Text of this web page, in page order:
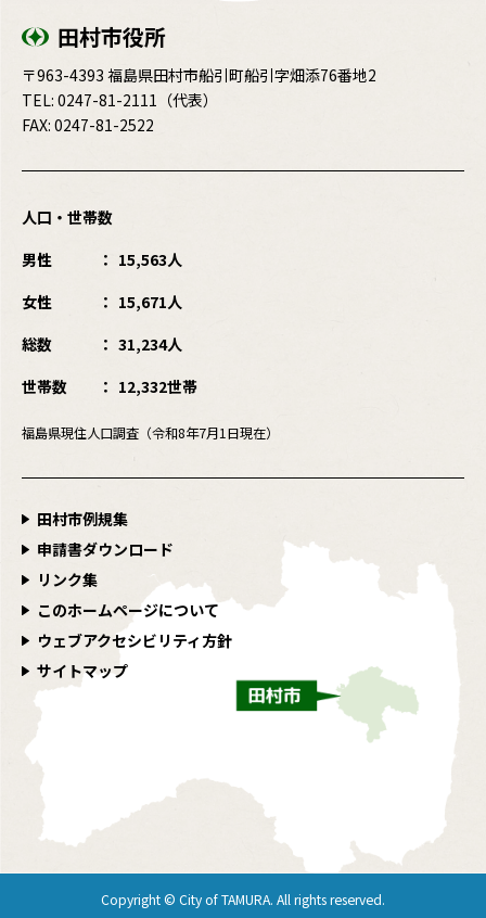
田村市役所
〒963-4393 福島県田村市船引町船引字畑添76番地2
TEL: 0247-81-2111 （代表）
FAX: 0247-81-2522
人口・世帯数
男性
15,563人
女性
15,671人
総数
31,234人
世帯数
12,332世帯
福島県現住人口調査（令和8年7月1日現在）
田村市例規集
申請書ダウンロード
リンク集
このホームページについて
ウェブアクセシビリティ方針
サイトマップ
Copyright © City of TAMURA. All rights reserved.